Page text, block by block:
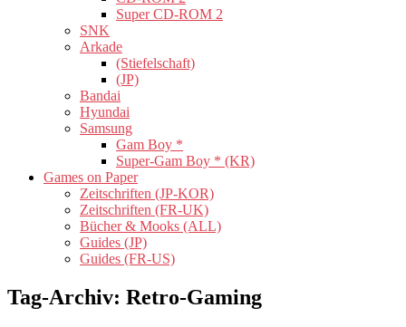
Super CD-ROM 2
SNK
Arkade
(Stiefelschaft)
(JP)
Bandai
Hyundai
Samsung
Gam Boy *
Super-Gam Boy * (KR)
Games on Paper
Zeitschriften (JP-KOR)
Zeitschriften (FR-UK)
Bücher & Mooks (ALL)
Guides (JP)
Guides (FR-US)
Tag-Archiv: Retro-Gaming